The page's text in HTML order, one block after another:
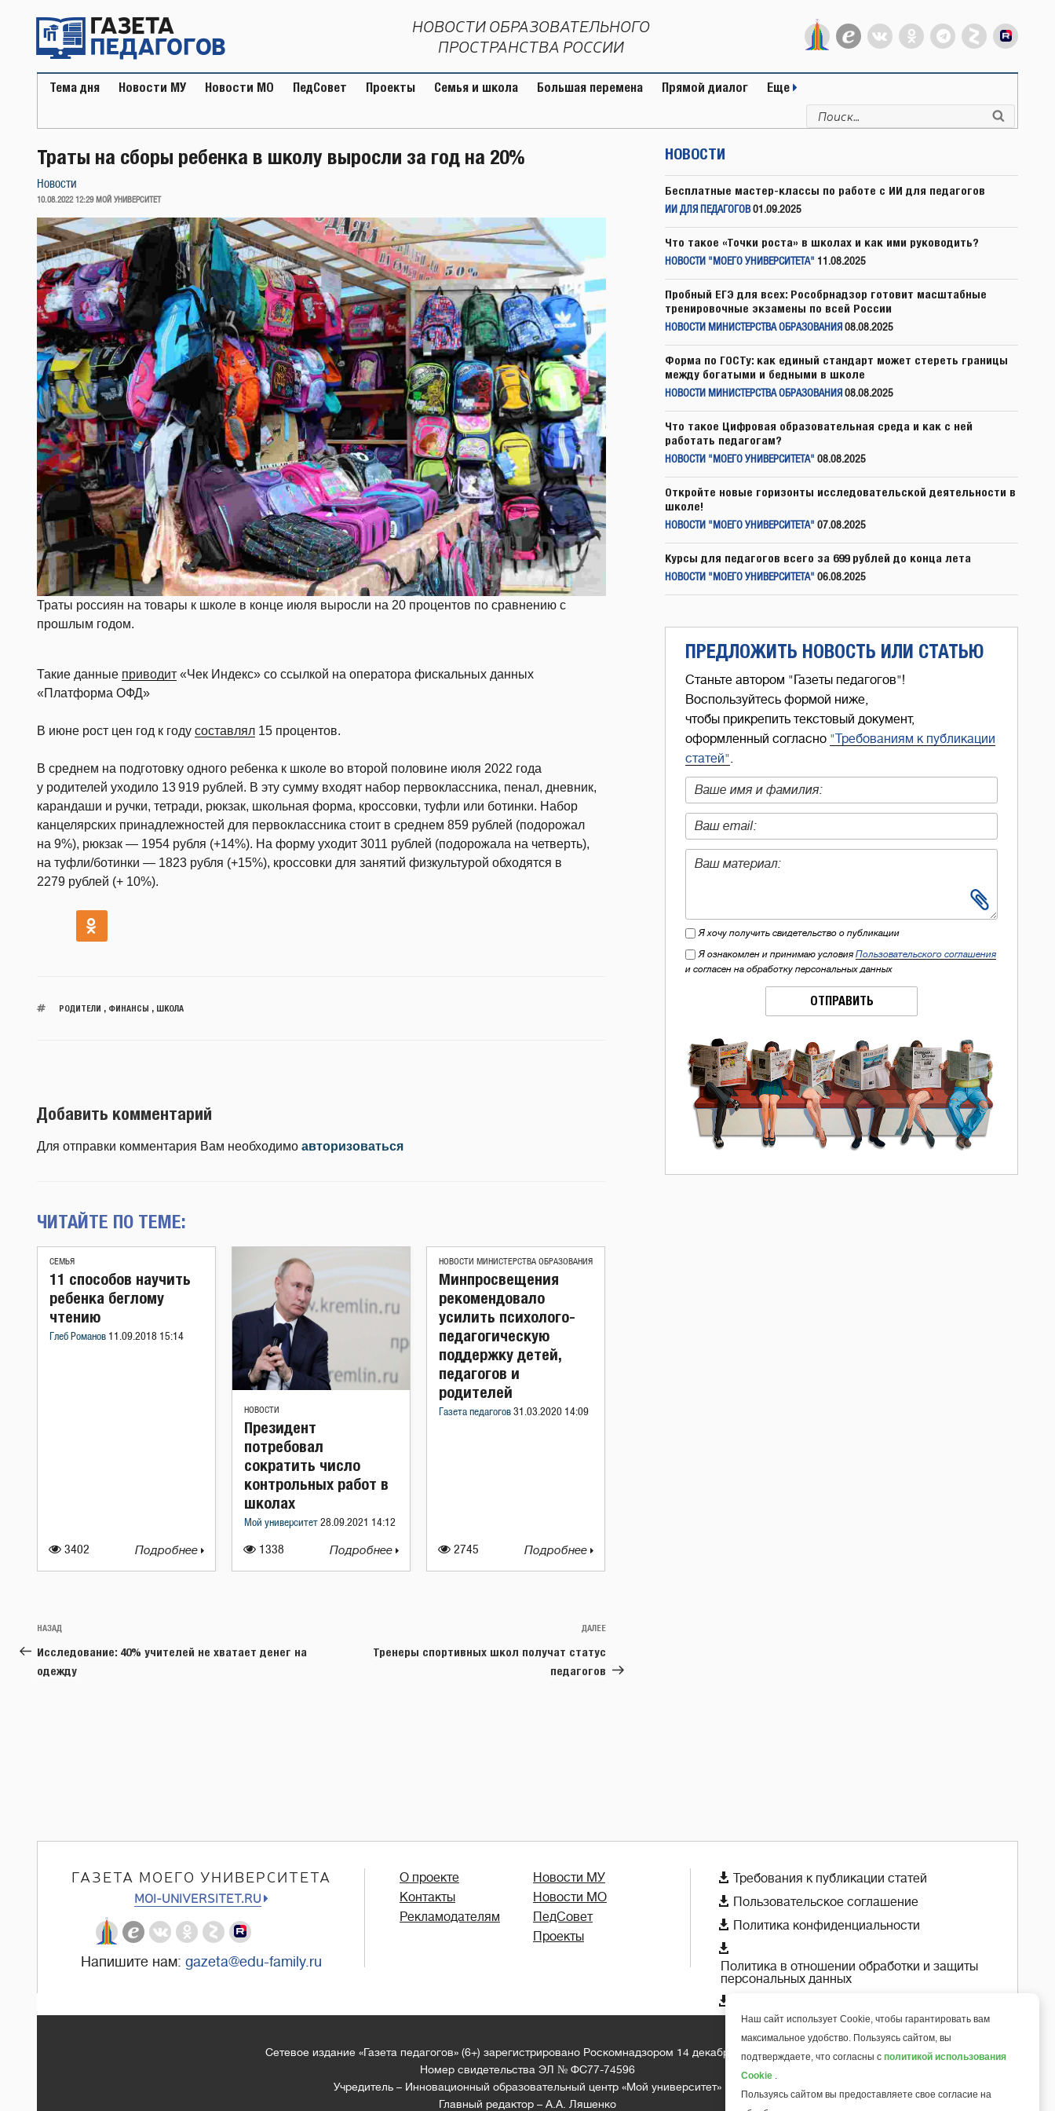
содержимому
НОВОСТИ ОБРАЗОВАТЕЛЬНОГО
ПРОСТРАНСТВА РОССИИ
Тема дня Новости МУ Новости МО ПедСовет Проекты Семья и школа Большая перемена Прямой диалог Еще
Искать:
Траты на сборы ребенка в школу выросли за год на 20%
Новости
ОПУБЛИКОВАНО
10.08.2022 12:29 МОЙ УНИВЕРСИТЕТ
Траты россиян на товары к школе в конце июля выросли на 20 процентов по сравнению с
прошлым годом.
Такие данные приводит «Чек Индекс» со ссылкой на оператора фискальных данных
«Платформа ОФД»
В июне рост цен год к году составлял 15 процентов.
В среднем на подготовку одного ребенка к школе во второй половине июля 2022 года
у родителей уходило 13 919 рублей. В эту сумму входят набор первоклассника, пенал, дневник,
карандаши и ручки, тетради, рюкзак, школьная форма, кроссовки, туфли или ботинки. Набор
канцелярских принадлежностей для первоклассника стоит в среднем 859 рублей (подорожал
на 9%), рюкзак — 1954 рубля (+14%). На форму уходит 3011 рублей (подорожала на четверть),
на туфли/ботинки — 1823 рубля (+15%), кроссовки для занятий физкультурой обходятся в
2279 рублей (+ 10%).
РОДИТЕЛИ , ФИНАНСЫ , ШКОЛА
Добавить комментарий
Для отправки комментария Вам необходимо авторизоваться
ЧИТАЙТЕ ПО ТЕМЕ:
СЕМЬЯ
3402
11 способов научить
ребенка беглому
чтению
Глеб Романов 11.09.2018 15:14
Подробнее
НОВОСТИ
1338
Президент
потребовал
сократить число
контрольных работ в
школах
Мой университет 28.09.2021 14:12
Подробнее
НОВОСТИ МИНИСТЕРСТВА ОБРАЗОВАНИЯ
2745
Минпросвещения
рекомендовало
усилить психолого-
педагогическую
поддержку детей,
педагогов и
родителей
Газета педагогов 31.03.2020 14:09
Подробнее
Навигация
по
записям
Предыдущая
запись:
НАЗАД
Исследование: 40% учителей не хватает денег на
одежду
Следующая
ДАЛЕЕ
Тренеры спортивных школ получат статус
педагогов
НОВОСТИ
Бесплатные мастер-классы по работе с ИИ для педагогов
ИИ ДЛЯ ПЕДАГОГОВ 01.09.2025
Что такое «Точки роста» в школах и как ими руководить?
НОВОСТИ "МОЕГО УНИВЕРСИТЕТА" 11.08.2025
Пробный ЕГЭ для всех: Рособрнадзор готовит масштабные
тренировочные экзамены по всей России
НОВОСТИ МИНИСТЕРСТВА ОБРАЗОВАНИЯ 08.08.2025
Форма по ГОСТу: как единый стандарт может стереть границы
между богатыми и бедными в школе
НОВОСТИ МИНИСТЕРСТВА ОБРАЗОВАНИЯ 08.08.2025
Что такое Цифровая образовательная среда и как с ней
работать педагогам?
НОВОСТИ "МОЕГО УНИВЕРСИТЕТА" 08.08.2025
Откройте новые горизонты исследовательской деятельности в
школе!
НОВОСТИ "МОЕГО УНИВЕРСИТЕТА" 07.08.2025
Курсы для педагогов всего за 699 рублей до конца лета
НОВОСТИ "МОЕГО УНИВЕРСИТЕТА" 06.08.2025
ПРЕДЛОЖИТЬ НОВОСТЬ ИЛИ СТАТЬЮ
Станьте автором "Газеты педагогов"!
Воспользуйтесь формой ниже,
чтобы прикрепить текстовый документ,
оформленный согласно "Требованиям к публикации
статей".
Я хочу получить свидетельство о публикации
Я ознакомлен и принимаю условия Пользовательского соглашения
и согласен на обработку персональных данных
ОТПРАВИТЬ
ГАЗЕТА МОЕГО УНИВЕРСИТЕТА
MOI-UNIVERSITET.RU
Напишите нам: gazeta@edu-family.ru
О проекте
Контакты
Рекламодателям
Новости МУ
Новости МО
ПедСовет
Проекты
 Требования к публикации статей
 Пользовательское соглашение
 Политика конфиденциальности

Политика в отношении обработки и защиты
персональных данных

Сетевое издание «Газета педагогов» (6+) зарегистрировано Роскомнадзором 14 декабря 2018 года
Номер свидетельства ЭЛ № ФС77-74596
Учредитель – Инновационный образовательный центр «Мой университет»
Главный редактор – А.А. Ляшенко
6+
Наш сайт использует Cookie, чтобы гарантировать вам
максимальное удобство. Пользуясь сайтом, вы
подтверждаете, что согласны с политикой использования
Cookie .
Пользуясь сайтом вы предоставляете свое согласие на